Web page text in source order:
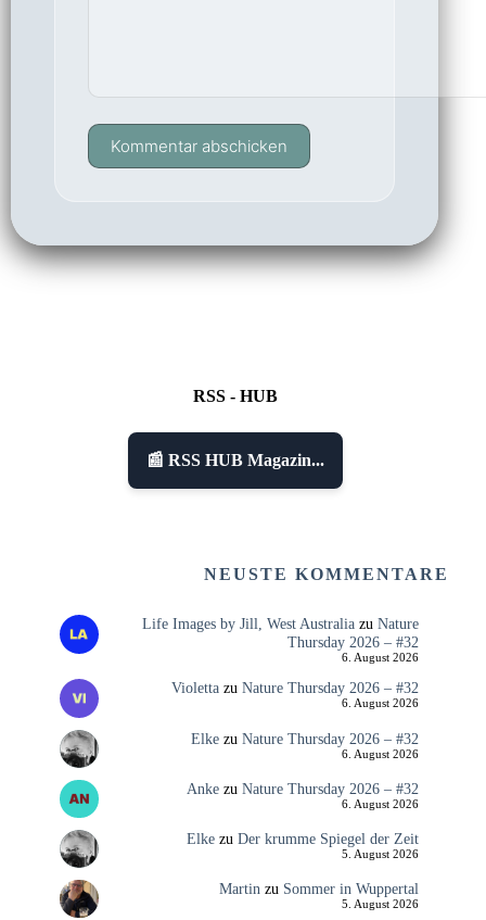
Kommentar abschicken
RSS - HUB
📰 RSS HUB Magazin...
NEUSTE KOMMENTARE
Life Images by Jill, West Australiazu Nature
Thursday 2026 – #32
6. August 2026
Violettazu Nature Thursday 2026 – #32
6. August 2026
Elkezu Nature Thursday 2026 – #32
6. August 2026
Ankezu Nature Thursday 2026 – #32
6. August 2026
Elkezu Der krumme Spiegel der Zeit
5. August 2026
Martin zu Sommer in Wuppertal
5. August 2026